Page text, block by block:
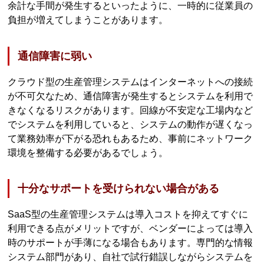
余計な手間が発生するといったように、一時的に従業員の
負担が増えてしまうことがあります。
通信障害に弱い
クラウド型の生産管理システムはインターネットへの接続
が不可欠なため、通信障害が発生するとシステムを利用で
きなくなるリスクがあります。回線が不安定な工場内など
でシステムを利用していると、システムの動作が遅くなっ
て業務効率が下がる恐れもあるため、事前にネットワーク
環境を整備する必要があるでしょう。
十分なサポートを受けられない場合がある
SaaS型の生産管理システムは導入コストを抑えてすぐに
利用できる点がメリットですが、ベンダーによっては導入
時のサポートが手薄になる場合もあります。専門的な情報
システム部門があり、自社で試行錯誤しながらシステムを